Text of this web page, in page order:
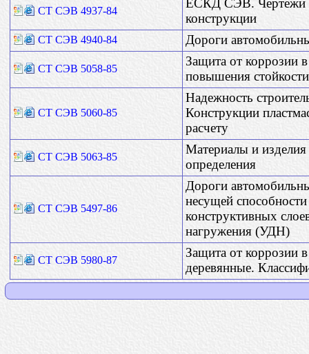
СТ СЭВ 4937-84
ЕСКД СЭВ. Чертежи
конструкции
СТ СЭВ 4940-84 Дороги
СТ СЭВ 5058-85
Защита от коррозии
повышения
СТ СЭВ 5060-85
Надежность
Конструкции
расчету
СТ СЭВ 5063-85
Материалы и
определения
СТ СЭВ 5497-86
Дороги
несущей
конструктивных
нагружения (УДН)
СТ СЭВ 5980-87
Защита от коррозии
деревянные.